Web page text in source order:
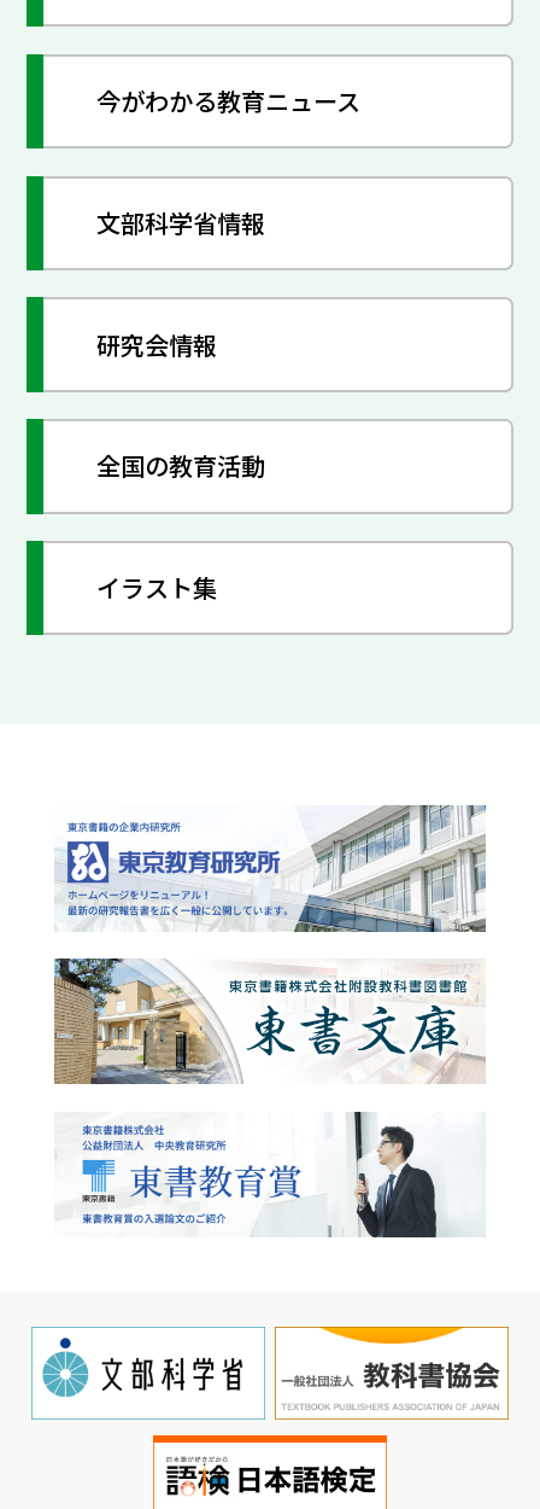
今がわかる教育ニュース
文部科学省情報
研究会情報
全国の教育活動
イラスト集